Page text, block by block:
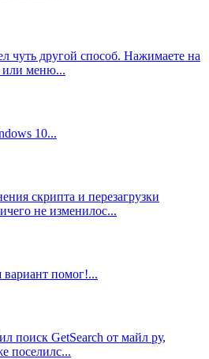
чуть другой способ. Нажимаете на
или меню...
10...
скрипта и перезагрузки
не изменилос...
помог!...
поиск GetSearch от майл ру,
поселилс...